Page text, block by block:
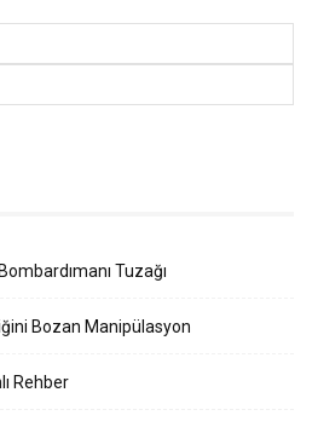
Tuzağı
Bozan Manipülasyon
Rehber